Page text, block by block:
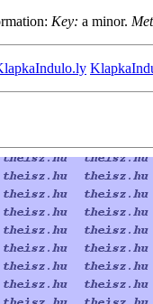
Key: a minor.